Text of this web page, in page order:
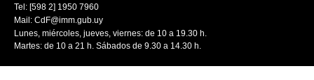
Tel: [598 2] 1950 7960
Mail: CdF@imm.gub.uy
Lunes, miércoles, jueves, viernes: de 10 a 19.30 h.
Martes: de 10 a 21 h. Sábados de 9.30 a 14.30 h.